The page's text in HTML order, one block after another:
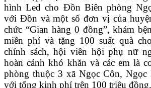
hình Led cho Đồn Biên phòng
với Đồn và một số đơn vị của
chức “Gian hàng 0 đồng”, khám
miễn phí và tặng 100 suất quà
chính sách, hội viên hội phụ nữ
hoàn cảnh khó khăn và các em là
phòng thuộc 3 xã Ngọc Côn,
với tổng kinh phí trên 100 triệu đồng.